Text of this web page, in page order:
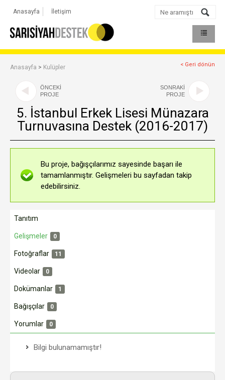
Anasayfa İletişim
Anasayfa > Kulüpler < Geri dönün
ÖNCEKİ
PROJE
5. İstanbul Erkek Lisesi Münazara
Turnuvasına Destek (2016-2017)
SONRAKİ
PROJE
Bu proje, bağışçılarımız sayesinde başarı ile
tamamlanmıştır. Gelişmeleri bu sayfadan takip
edebilirsiniz.
Tanıtım
Gelişmeler 0
Fotoğraflar 11
Videolar 0
Dokümanlar 1
Bağışçılar 0
Yorumlar 0
Bilgi bulunamamıştır!